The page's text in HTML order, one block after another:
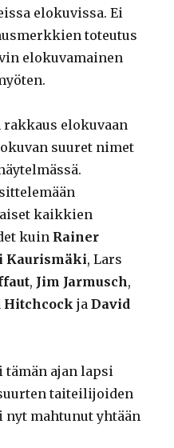
elokuvissa. Ei
toteutus
elokuvamainen
elokuvaan
suuret nimet
kaikkien
kuin Rainer
Kaurismäki, Lars
, Jim Jarmusch,
Hitchcock jaDavid
tämän ajan lapsi
taiteilijoiden
mahtunut yhtään